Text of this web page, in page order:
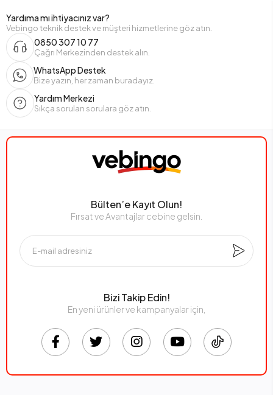
Yardıma mı ihtiyacınız var?
Vebingo teknik destek ve müşteri hizmetlerine göz atın.
0850 307 10 77
Çağrı Merkezinden destek alın.
WhatsApp Destek
Bize yazın, her zaman buradayız.
Yardım Merkezi
Sıkça sorulan sorulara göz atın.
Bülten’e Kayıt Olun!
Fırsat ve Avantajlar cebine gelsin.
Bizi Takip Edin!
En yeni ürünler ve kampanyalar için,